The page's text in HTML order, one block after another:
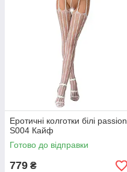
Еротичні колготки білі passion
S004 Кайф
Готово до відправки
779 ₴